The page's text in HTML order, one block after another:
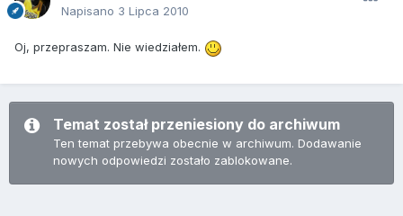
Napisano 3 Lipca 2010
Oj, przepraszam. Nie wiedziałem.
Temat został przeniesiony do archiwum
Ten temat przebywa obecnie w archiwum. Dodawanie
nowych odpowiedzi zostało zablokowane.